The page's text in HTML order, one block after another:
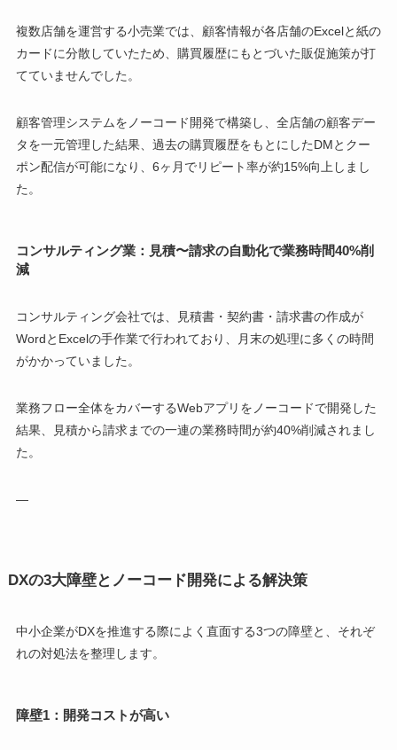
複数店舗を運営する小売業では、顧客情報が各店舗のExcelと紙の
カードに分散していたため、購買履歴にもとづいた販促施策が打
てていませんでした。
顧客管理システムをノーコード開発で構築し、全店舗の顧客デー
タを一元管理した結果、過去の購買履歴をもとにしたDMとクー
ポン配信が可能になり、6ヶ月でリピート率が約15%向上しまし
た。
コンサルティング業：見積〜請求の自動化で業務時間40%削
減
コンサルティング会社では、見積書・契約書・請求書の作成が
WordとExcelの手作業で行われており、月末の処理に多くの時間
がかかっていました。
業務フロー全体をカバーするWebアプリをノーコードで開発した
結果、見積から請求までの一連の業務時間が約40%削減されまし
た。
—
DXの3大障壁とノーコード開発による解決策
中小企業がDXを推進する際によく直面する3つの障壁と、それぞ
れの対処法を整理します。
障壁1：開発コストが高い